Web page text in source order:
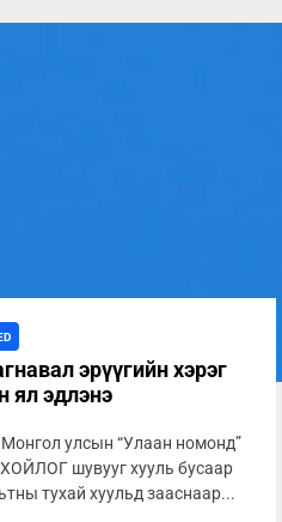
эрүүгийн хэрэг
ял эдлэнэ
улсын “Улаан номонд”
шувууг хууль бусаар
тухай хуульд зааснаар...